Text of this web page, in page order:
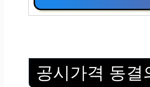
공시가격 동결